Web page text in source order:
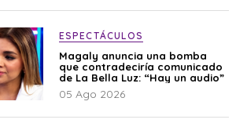
ESPECTÁCULOS
Magaly anuncia una bomba
que contradeciría comunicado
de La Bella Luz: “Hay un audio”
05 Ago 2026